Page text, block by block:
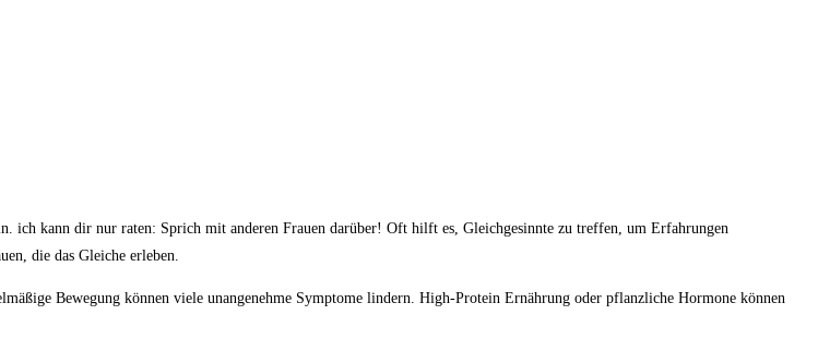
ich kann ⁢dir nur raten: Sprich mit anderen Frauen​ darüber! Oft⁢ hilft⁤ es, Gleichgesinnte⁣ zu ⁣treffen, ⁣um Erfahrungen
die das Gleiche erleben.
Bewegung können viele unangenehme​ Symptome‌ lindern. High-Protein Ernährung oder ​pflanzliche Hormone können